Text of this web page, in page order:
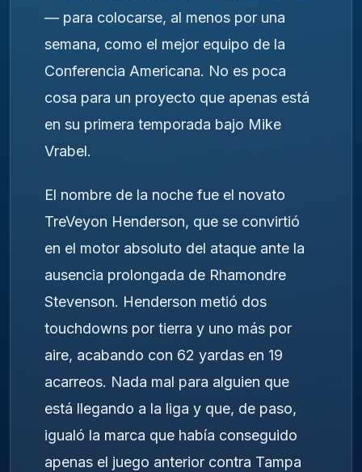
— para colocarse, al menos por una
semana, como el mejor equipo de la
Conferencia Americana. No es poca
cosa para un proyecto que apenas está
en su primera temporada bajo Mike
Vrabel.
El nombre de la noche fue el novato
TreVeyon Henderson, que se convirtió
en el motor absoluto del ataque ante la
ausencia prolongada de Rhamondre
Stevenson. Henderson metió dos
touchdowns por tierra y uno más por
aire, acabando con 62 yardas en 19
acarreos. Nada mal para alguien que
está llegando a la liga y que, de paso,
igualó la marca que había conseguido
apenas el juego anterior contra Tampa